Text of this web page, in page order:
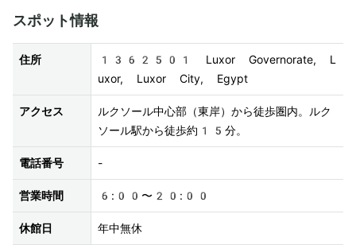
スポット情報
住所
1362501 Luxor Governorate, L
uxor, Luxor City, Egypt
アクセス
ルクソール中心部（東岸）から徒歩圏内。ルク
ソール駅から徒歩約15分。
電話番号 -
営業時間 6:00〜20:00
休館日 年中無休